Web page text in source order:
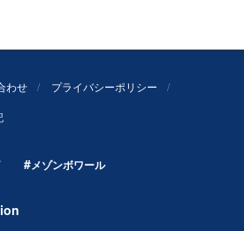
わせ
プライバシーポリシー
#メゾンボワール